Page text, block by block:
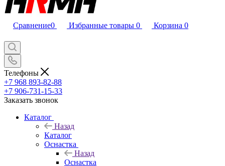
Сравнение0 Избранные товары 0 Корзина 0
Телефоны
+7 968 893-82-88
+7 906-731-15-33
Заказать звонок
Каталог
Назад
Каталог
Оснастка
Назад
Оснастка